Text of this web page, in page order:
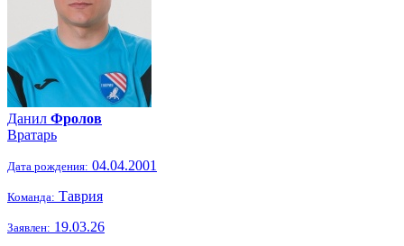
Данил Фролов
Вратарь
Дата рождения: 04.04.2001
Команда: Таврия
Заявлен: 19.03.26